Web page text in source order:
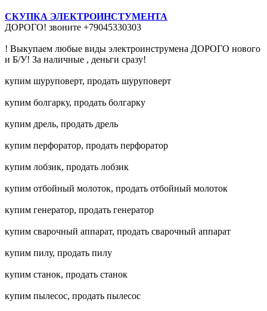
СКУПКА ЭЛЕКТРОИНСТУМЕНТА
ДОРОГО! звоните +79045330303
! Выкупаем любые виды электроинструмена ДОРОГО нового
и Б/У! За наличные , деньги сразу!
купим шуруповерт, продать шуруповерт
купим болгарку, продать болгарку
купим дрель, продать дрель
купим перфоратор, продать перфоратор
купим лобзик, продать лобзик
купим отбойный молоток, продать отбойный молоток
купим генератор, продать генератор
купим сварочный аппарат, продать сварочный аппарат
купим пилу, продать пилу
купим станок, продать станок
купим пылесос, продать пылесос